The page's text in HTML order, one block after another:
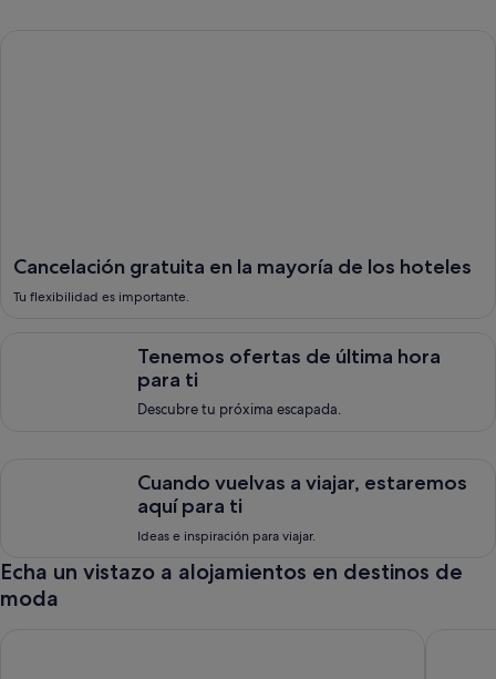
Cancelación gratuita en la mayoría de los hoteles
Tu flexibilidad es importante.
Tenemos ofertas de última hora
para ti
Descubre tu próxima escapada.
Cuando vuelvas a viajar, estaremos
aquí para ti
Ideas e inspiración para viajar.
Echa un vistazo a alojamientos en destinos de
moda